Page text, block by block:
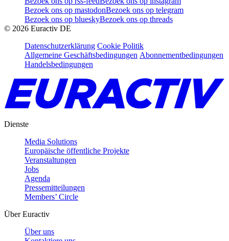
Bezoek ons op mastodonBezoek ons op telegram
Bezoek ons op blueskyBezoek ons op threads
© 2026 Euractiv DE
Datenschutzerklärung Cookie Politik
Allgemeine Geschäftsbedingungen Abonnementbedingungen
Handelsbedingungen
Dienste
Media Solutions
Europäische öffentliche Projekte
Veranstaltungen
Jobs
Agenda
Pressemitteilungen
Members’ Circle
Über Euractiv
Über uns